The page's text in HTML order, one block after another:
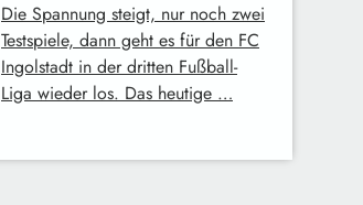
Die Spannung steigt, nur noch zwei
Testspiele, dann geht es für den FC
Ingolstadt in der dritten Fußball-
Liga wieder los. Das heutige …